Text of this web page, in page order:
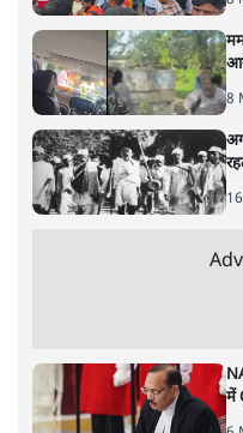
हिन्दुत्व का तर्क दिया जा
शिवसेना अपनी शुरुआत से
बड़े जोर-शोर से यह बात
हटने की वजह से शिवसेना में
शिवसेना को वापस हिन्दुत्व
बीजेपी नेताओं की ओर से आ
भी शिवसेना हिन्दुत्व की
रहकर भी वह ऐसा करने का